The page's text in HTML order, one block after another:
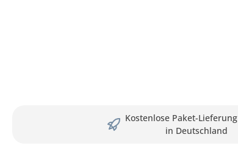
Kostenlose Paket-Lieferung
in Deutschland